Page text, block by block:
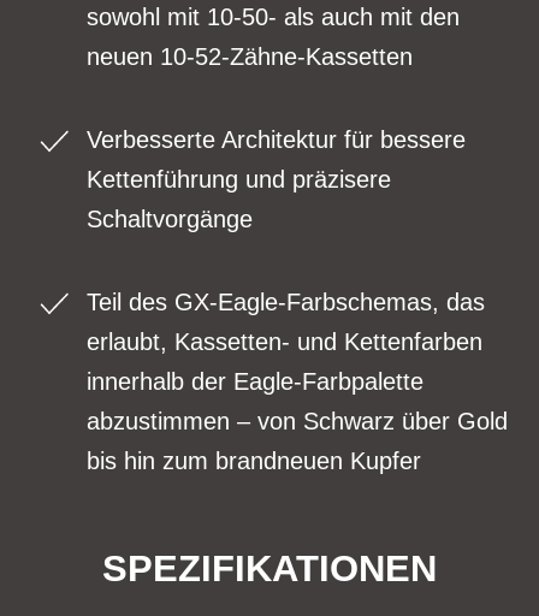
sowohl mit 10-50- als auch mit den
neuen 10-52-Zähne-Kassetten
Verbesserte Architektur für bessere
Kettenführung und präzisere
Schaltvorgänge
Teil des GX-Eagle-Farbschemas, das
erlaubt, Kassetten- und Kettenfarben
innerhalb der Eagle-Farbpalette
abzustimmen – von Schwarz über Gold
bis hin zum brandneuen Kupfer
SPEZIFIKATIONEN